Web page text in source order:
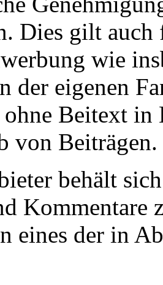
Dies gilt auch
wie
der eigenen
Beitext in
von Beiträgen.
behält
Kommentare
eines der in